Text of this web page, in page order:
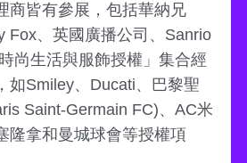
商皆有參展，包括華納兄
Fox、英國廣播公司、Sanrio
尚生活與服飾授權」集合經
如Smiley、Ducati、巴黎聖
Saint-Germain FC)、AC米
隆拿和曼城球會等授權項